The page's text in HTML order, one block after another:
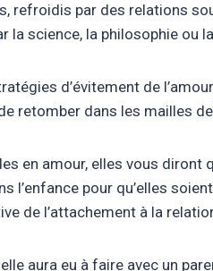
refroidis par des relations
la science, la philosophie ou
d’évitement de
retomber dans les mailles
en amour, elles vous diront
l’enfance pour qu’elles
de l’attachement à la
aura eu à faire avec un